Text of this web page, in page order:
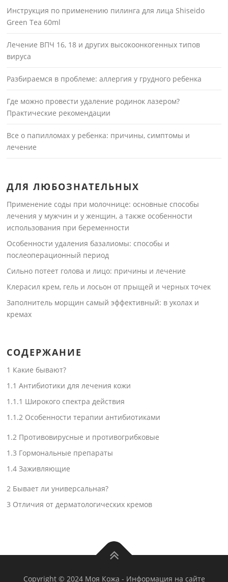
Инструкция по применению пилинга для лица Shiseido
Green Tea 60ml
Лечение ВПЧ 16, 18 и других высокоонкогенных типов
вируса
Разбираемся в проблеме: аллергия у грудного ребенка
Где можно провести удаление родинок лазером?
Практические рекомендации
Все о папилломах у ребенка: причины, симптомы и
лечение
ДЛЯ ЛЮБОЗНАТЕЛЬНЫХ
Применение соды при молочнице: основные способы
лечения у мужчин и у женщин, а также особенности
использования при беременности
Особенности удаления базалиомы: способы и
послеоперационный период
Сильно потеет голова и лицо: причины и лечение
Клерасил крем, гель и лосьон от прыщей и черных точек
Заполнитель морщин самый эффективный: в уколах и
кремах
СОДЕРЖАНИЕ
1 Какие бывают?
1.1 Антибиотики для лечения кожи
1.1.1 Широкого спектра действия
1.1.2 Особенности терапии антибиотиками
1.2 Противовирусные и противогрибковые
1.3 Гормональные препараты
1.4 Заживляющие
2 Бывает ли универсальная?
3 Отличия от дерматологических кремов
Copyright © 2024 Моя Кожа - Информация на сайте